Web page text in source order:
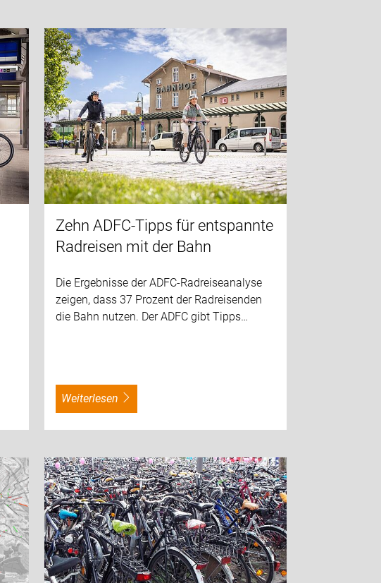
Zehn ADFC-Tipps für entspannte
Radreisen mit der Bahn
Die Ergebnisse der ADFC-Radreiseanalyse
zeigen, dass 37 Prozent der Radreisenden
die Bahn nutzen. Der ADFC gibt Tipps…
weiterlesen